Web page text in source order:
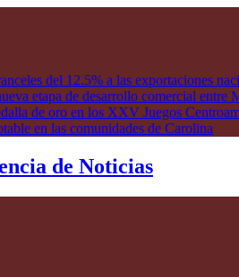
del 12.5% a las exportaciones
etapa de desarrollo comercial entre
de oro en los XXV Juegos
en las comunidades de Carolina
de Noticias